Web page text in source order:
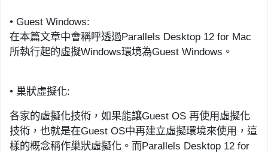
• Guest Windows:
在本篇文章中會稱呼透過Parallels Desktop 12 for Mac
所執行起的虛擬Windows環境為Guest Windows 。
• 巢狀虛擬化:
各家的虛擬化技術 ，如果能讓Guest OS 再使用虛擬化
技術， 也就是在Guest OS中再建立虛擬環境來使用 ，這
樣的概念稱作巢狀虛擬化。而Parallels Desktop 12 for